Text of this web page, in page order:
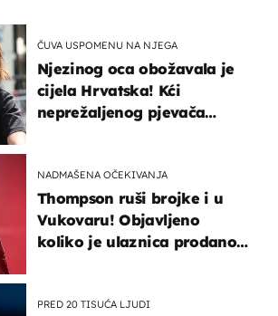
ČUVA USPOMENU NA NJEGA
Njezinog oca obožavala je
cijela Hrvatska! Kći
neprežaljenog pjevača
NADMAŠENA OČEKIVANJA
Thompson ruši brojke i u
Vukovaru! Objavljeno
koliko je ulaznica prodano
PRED 20 TISUĆA LJUDI